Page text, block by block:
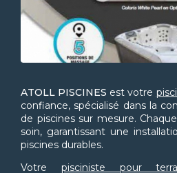
ATOLL PISCINES est votre
confiance, spécialisé dans la
de piscines sur mesure.
soin, garantissant une
piscines durables.
Votre pisciniste pour